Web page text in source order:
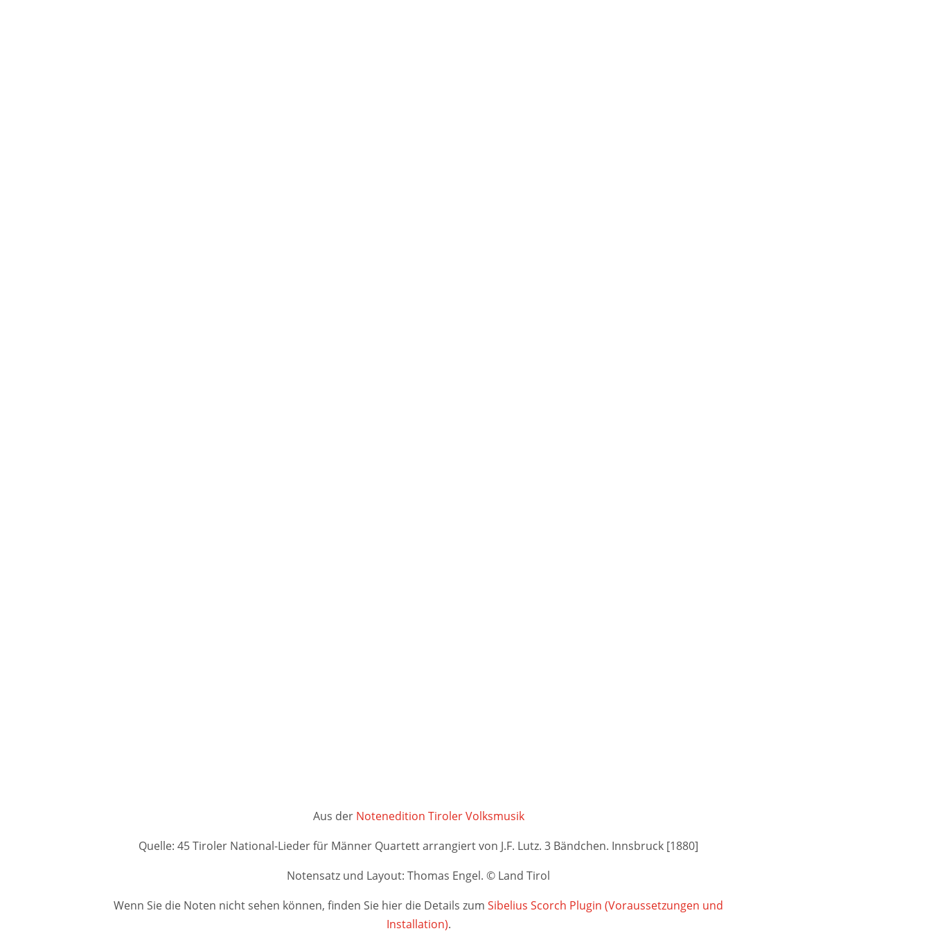
Aus der Notenedition Tiroler Volksmusik
Quelle: 45 Tiroler National-Lieder für Männer Quartett arrangiert von J.F. Lutz. 3 Bändchen. Innsbruck [1880]
Notensatz und Layout: Thomas Engel. © Land Tirol
Wenn Sie die Noten nicht sehen können, finden Sie hier die Details zumSibelius Scorch Plugin (Voraussetzungen und
Installation).